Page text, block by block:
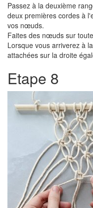
Passez à la deuxième
deux premières cordes à
vos nœuds.
Faites des nœuds sur
Lorsque vous arriverez à
attachées sur la droite
Etape 8